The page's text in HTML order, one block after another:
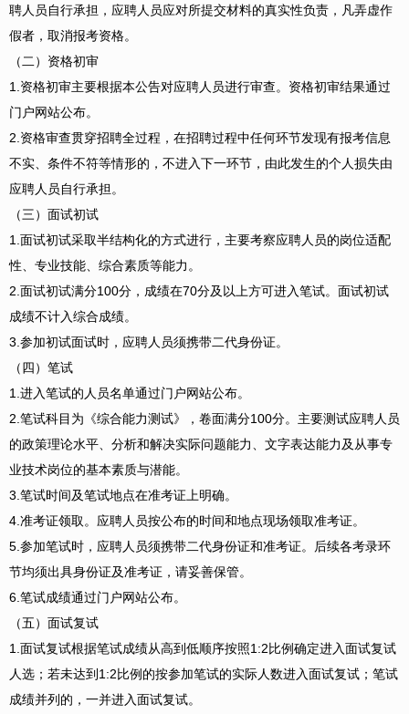
聘人员自行承担，应聘人员应对所提交材料的真实性负责，凡弄虚作
假者，取消报考资格。
（二）资格初审
1.资格初审主要根据本公告对应聘人员进行审查。资格初审结果通过
门户网站公布。
2.资格审查贯穿招聘全过程，在招聘过程中任何环节发现有报考信息
不实、条件不符等情形的，不进入下一环节，由此发生的个人损失由
应聘人员自行承担。
（三）面试初试
1.面试初试采取半结构化的方式进行，主要考察应聘人员的岗位适配
性、专业技能、综合素质等能力。
2.面试初试满分100分，成绩在70分及以上方可进入笔试。面试初试
成绩不计入综合成绩。
3.参加初试面试时，应聘人员须携带二代身份证。
（四）笔试
1.进入笔试的人员名单通过门户网站公布。
2.笔试科目为《综合能力测试》，卷面满分100分。主要测试应聘人员
的政策理论水平、分析和解决实际问题能力、文字表达能力及从事专
业技术岗位的基本素质与潜能。
3.笔试时间及笔试地点在准考证上明确。
4.准考证领取。应聘人员按公布的时间和地点现场领取准考证。
5.参加笔试时，应聘人员须携带二代身份证和准考证。后续各考录环
节均须出具身份证及准考证，请妥善保管。
6.笔试成绩通过门户网站公布。
（五）面试复试
1.面试复试根据笔试成绩从高到低顺序按照1:2比例确定进入面试复试
人选；若未达到1:2比例的按参加笔试的实际人数进入面试复试；笔试
成绩并列的，一并进入面试复试。